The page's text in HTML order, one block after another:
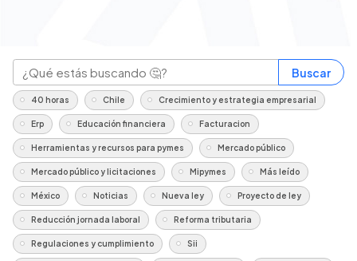
Buscar
40 horas Chile Crecimiento y estrategia empresarial
Erp Educación financiera Facturacion
Herramientas y recursos para pymes Mercado público
Mercado público y licitaciones Mipymes Más leído
México Noticias Nueva ley Proyecto de ley
Reducción jornada laboral Reforma tributaria
Regulaciones y cumplimiento Sii